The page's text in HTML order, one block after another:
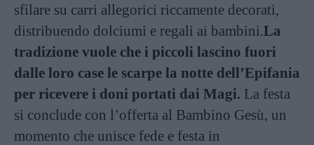
sfilare su carri allegorici riccamente decorati,
distribuendo dolciumi e regali ai bambini.La
tradizione vuole che i piccoli lascino fuori
dalle loro case le scarpe la notte dell’Epifania
per ricevere i doni portati dai Magi. La festa
si conclude con l’offerta al Bambino Gesù, un
momento che unisce fede e festa in